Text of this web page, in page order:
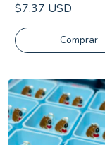
$7.37 USD